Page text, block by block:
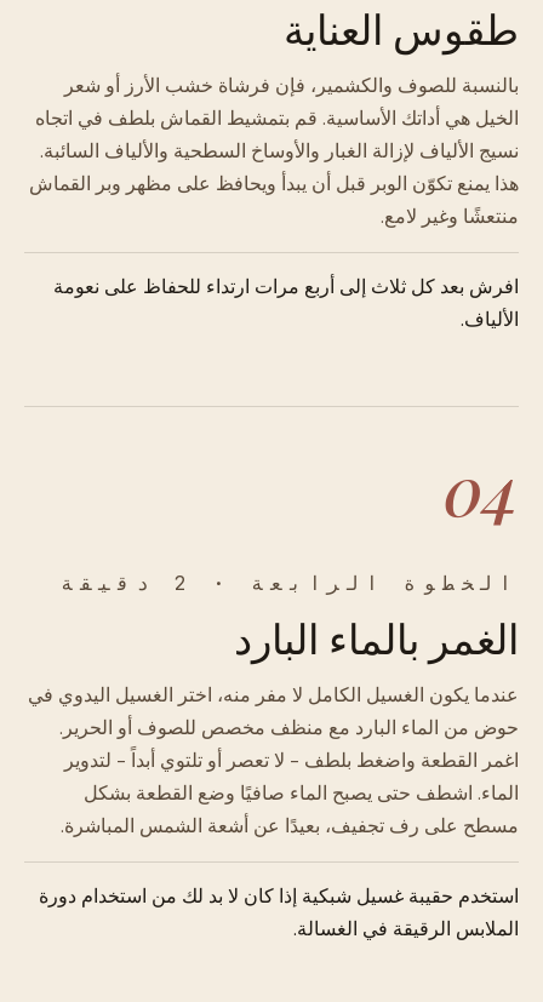
طقوس العناية
بالنسبة للصوف والكشمير، فإن فرشاة خشب الأرز أو شعر
الخيل هي أداتك الأساسية. قم بتمشيط القماش بلطف في اتجاه
نسيج الألياف لإزالة الغبار والأوساخ السطحية والألياف السائبة.
هذا يمنع تكوّن الوبر قبل أن يبدأ ويحافظ على مظهر وبر القماش
منتعشًا وغير لامع.
افرش بعد كل ثلاث إلى أربع مرات ارتداء للحفاظ على نعومة
الألياف.
04
الخطوة الرابعة · 2 دقيقة
الغمر بالماء البارد
عندما يكون الغسيل الكامل لا مفر منه، اختر الغسيل اليدوي في
حوض من الماء البارد مع منظف مخصص للصوف أو الحرير.
اغمر القطعة واضغط بلطف - لا تعصر أو تلتوي أبداً - لتدوير
الماء. اشطف حتى يصبح الماء صافيًا وضع القطعة بشكل
مسطح على رف تجفيف، بعيدًا عن أشعة الشمس المباشرة.
استخدم حقيبة غسيل شبكية إذا كان لا بد لك من استخدام دورة
الملابس الرقيقة في الغسالة.